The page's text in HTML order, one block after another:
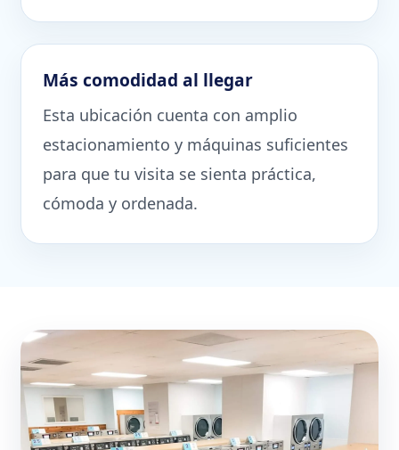
Más comodidad al llegar
Esta ubicación cuenta con amplio
estacionamiento y máquinas suficientes
para que tu visita se sienta práctica,
cómoda y ordenada.